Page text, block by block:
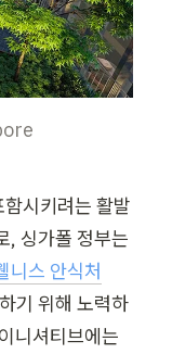
시키려는 활발
, 싱가폴 정부는
니스 안식처
기 위해 노력하
니셔티브에는